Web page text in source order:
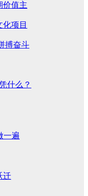
值主
项目
搏奋斗
什么？
一遍
迁